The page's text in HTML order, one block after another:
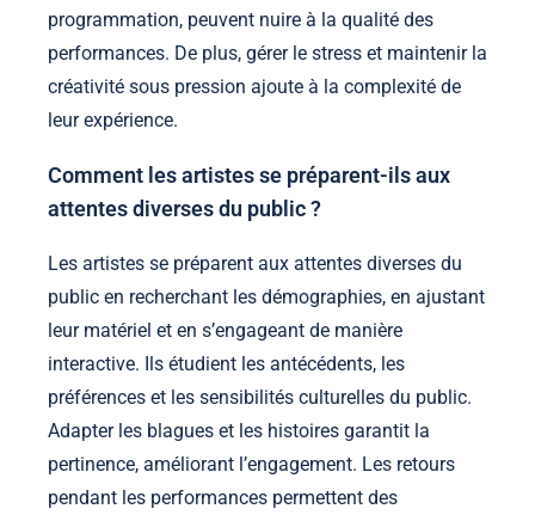
programmation, peuvent nuire à la qualité des
performances. De plus, gérer le stress et maintenir la
créativité sous pression ajoute à la complexité de
leur expérience.
Comment les artistes se préparent-ils aux
attentes diverses du public ?
Les artistes se préparent aux attentes diverses du
public en recherchant les démographies, en ajustant
leur matériel et en s’engageant de manière
interactive. Ils étudient les antécédents, les
préférences et les sensibilités culturelles du public.
Adapter les blagues et les histoires garantit la
pertinence, améliorant l’engagement. Les retours
pendant les performances permettent des